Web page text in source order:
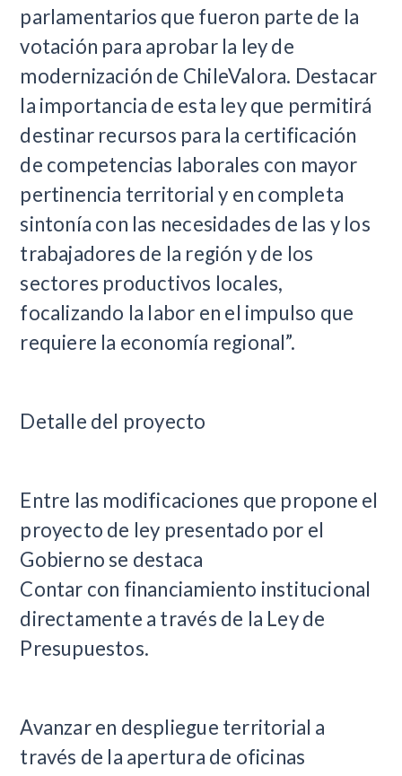
parlamentarios que fueron parte de la
votación para aprobar la ley de
modernización de ChileValora. Destacar
la importancia de esta ley que permitirá
destinar recursos para la certificación
de competencias laborales con mayor
pertinencia territorial y en completa
sintonía con las necesidades de las y los
trabajadores de la región y de los
sectores productivos locales,
focalizando la labor en el impulso que
requiere la economía regional”.
Detalle del proyecto
Entre las modificaciones que propone el
proyecto de ley presentado por el
Gobierno se destaca
Contar con financiamiento institucional
directamente a través de la Ley de
Presupuestos.
Avanzar en despliegue territorial a
través de la apertura de oficinas